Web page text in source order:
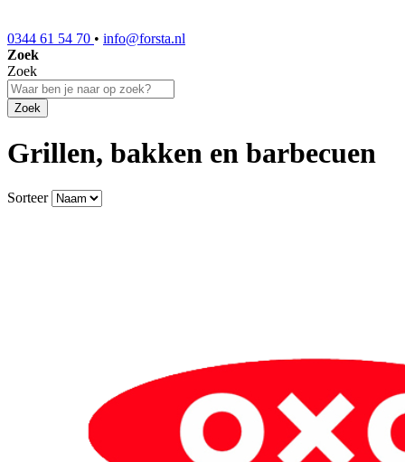
0344 61 54 70 • info@forsta.nl
Zoek
Zoek
Zoek
Grillen, bakken en barbecuen
Sorteer